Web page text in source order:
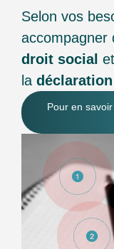
Selon vos
accompagner
droit social
la
Pour en